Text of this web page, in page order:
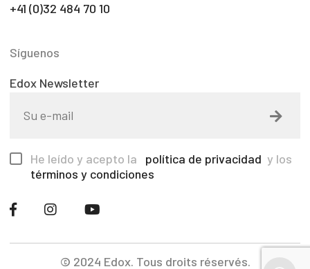
+41 (0)32 484 70 10
Síguenos
Edox Newsletter
He leído y acepto la política de privacidad y los
términos y condiciones
© 2024 Edox. Tous droits réservés.